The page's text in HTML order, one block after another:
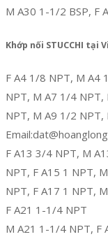
M A30 1-1/2 BSP, F
Khớp nối STUCCHI tại
F A4 1/8 NPT, M A4
NPT, M A7 1/4
NPT, M A9 1/2 NPT,
F A13 3/4 NPT, M
NPT, F A15 1 NPT,
NPT, F A17 1 NPT,
F A21 1-1/4 NPT
M A21 1-1/4 NPT, F